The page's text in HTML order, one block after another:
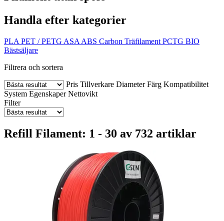
Handla efter kategorier
PLA PET / PETG ASA ABS Carbon Träfilament PCTG BIO
Bästsäljare
Filtrera och sortera
Pris Tillverkare Diameter Färg Kompatibilitet
System Egenskaper Nettovikt
Filter
Refill Filament: 1 - 30 av 732 artiklar